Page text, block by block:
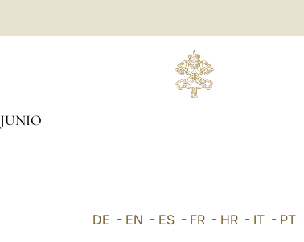
JUNIO
DE - EN - ES- FR- HR- IT- PT